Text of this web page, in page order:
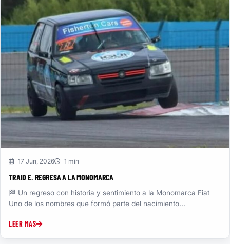
17 Jun, 2026 1 min
TRAID E. REGRESA A LA MONOMARCA
🏁 Un regreso con historia y sentimiento a la Monomarca Fiat
Uno de los nombres que formó parte del nacimiento...
LEER MAS